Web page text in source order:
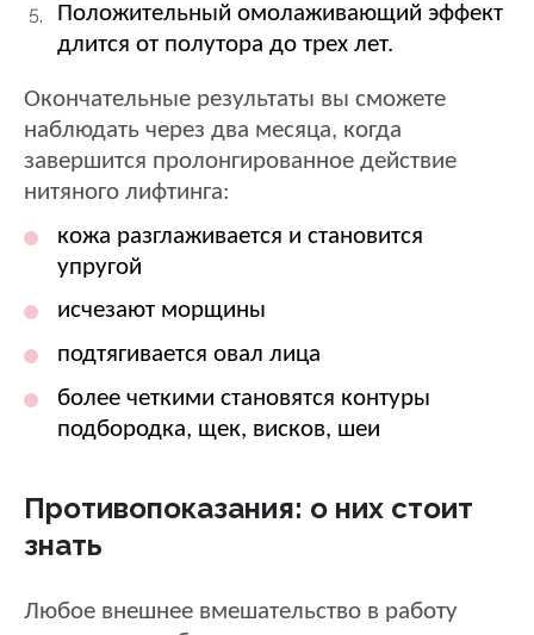
Положительный омолаживающий эффект
длится от полутора до трех лет.
Окончательные результаты вы сможете
наблюдать через два месяца, когда
завершится пролонгированное действие
нитяного лифтинга:
кожа разглаживается и становится
упругой
исчезают морщины
подтягивается овал лица
более четкими становятся контуры
подбородка, щек, висков, шеи
Противопоказания: о них стоит
знать
Любое внешнее вмешательство в работу